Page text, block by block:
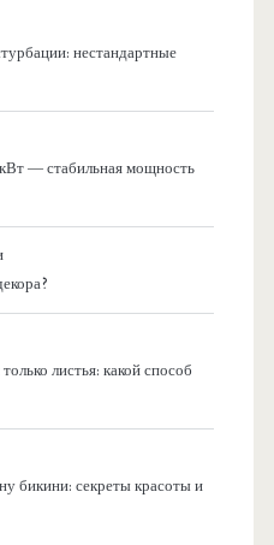
нестандартные
— стабильная мощность
листья: какой способ
бикини: секреты красоты и